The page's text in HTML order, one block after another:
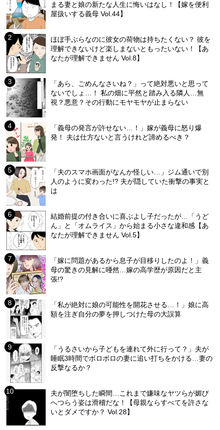
まる妻と娘の新たな人生に悔いはなし！【嫁を便利
屋扱いする義母 Vol.44】
ほぼ手ぶらなのに彼女の荷物は持ちたくない？ 彼を
理解できないけど楽しまないともったいない！【あ
なたが理解できません Vol.8】
「あら、ごめんなさいね？」って絶対悪いと思って
ないでしょ…！ 私の畑に平然と踏み入る隣人…無
視？悪意？その行動にモヤモヤが止まらない
「義母の発言が許せない…！」嫁が義母に怒り爆
発！ 夫は仕方ないと言うけれど諦めるべき？
「夫のスマホ画面がなんか怪しい…」ジム通いで別
人のように変わった!? 夫が隠していた衝撃の事実と
は
結婚前提の付き合いに喜ぶよし子だったが…「うど
ん」と「オムライス」から始まる小さな違和感【あ
なたが理解できません Vol.5】
「嫁に問題があるから息子が目移りしたのよ！」義
母の驚きの見解に唖然…嫁の高学歴が原因だと主
張!?
「私が絶対に娘の可能性を開花させる…！」娘に高
額を注ぎ自分の夢を押しつけた母の大誤算
「うるさいから子どもを連れて外に行って？」夫が
睡眠3時間でボロボロの妻に追い打ちをかける…妻の
反撃なるか？
夫が闇堕ちした瞬間…これまで嫌味なヤツらが媚び
へつらう姿は滑稽だな！【母親ならすべてを許さな
いとダメですか？ Vol.28】